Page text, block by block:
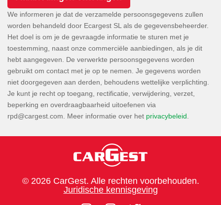
We informeren je dat de verzamelde persoonsgegevens zullen
worden behandeld door Ecargest SL als de gegevensbeheerder.
Het doel is om je de gevraagde informatie te sturen met je
toestemming, naast onze commerciële aanbiedingen, als je dit
hebt aangegeven. De verwerkte persoonsgegevens worden
gebruikt om contact met je op te nemen. Je gegevens worden
niet doorgegeven aan derden, behoudens wettelijke verplichting.
Je kunt je recht op toegang, rectificatie, verwijdering, verzet,
beperking en overdraagbaarheid uitoefenen via
. Meer informatie over het privacybeleid
© 2026 CarGest. Alle rechten voorbehouden.
Juridische kennisgeving